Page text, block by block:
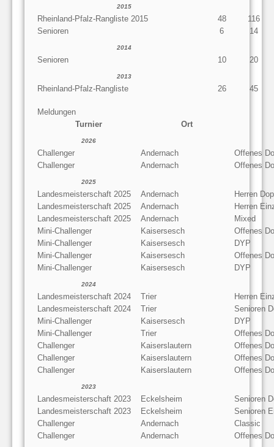
2015
Rheinland-Pfalz-Rangliste 2015 48
116
Senioren
6 14
2014
Senioren 10 20
2013
Rheinland-Pfalz-Rangliste 26 45
Meldungen
Turnier
Ort
2026
Challenger Andernach
Offenes
Challenger
Andernach Offenes
2025
Landesmeisterschaft 2025 Andernach
Herren
Landesmeisterschaft 2025
Andernach
Herren
Landesmeisterschaft 2025
Andernach
Mixed
Mini-Challenger
Kaisersesch
Offenes
Mini-Challenger
Kaisersesch
DYP
Mini-Challenger
Kaisersesch
Offenes
Mini-Challenger
Kaisersesch DYP
2024
Landesmeisterschaft 2024 Trier
Herren
Landesmeisterschaft 2024
Trier
Senioren
Mini-Challenger
Kaisersesch
DYP
Mini-Challenger
Trier
Offenes
Challenger
Kaiserslautern
Offenes
Challenger
Kaiserslautern
Offenes
Challenger
Kaiserslautern Offenes
2023
Landesmeisterschaft 2023 Eckelsheim
Senioren
Landesmeisterschaft 2023
Eckelsheim
Senioren
Challenger
Andernach
Classic
Challenger
Andernach Offenes